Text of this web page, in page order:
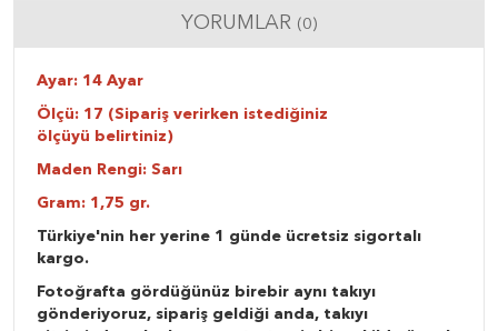
YORUMLAR (0)
Ayar: 14 Ayar
Ölçü: 17 (Sipariş verirken istediğiniz
ölçüyü belirtiniz)
Maden Rengi: Sarı
Gram: 1,75 gr.
Türkiye'nin her yerine 1 günde ücretsiz sigortalı
kargo.
Fotoğrafta gördüğünüz birebir aynı takıyı
gönderiyoruz, sipariş geldiği anda, takıyı